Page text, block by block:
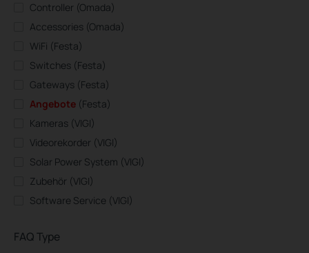
Controller (Omada)
Accessories (Omada)
WiFi (Festa)
Switches (Festa)
Gateways (Festa)
Angebote(Festa)
Kameras (VIGI)
Videorekorder (VIGI)
Solar Power System (VIGI)
Zubehör (VIGI)
Software Service (VIGI)
FAQ Type